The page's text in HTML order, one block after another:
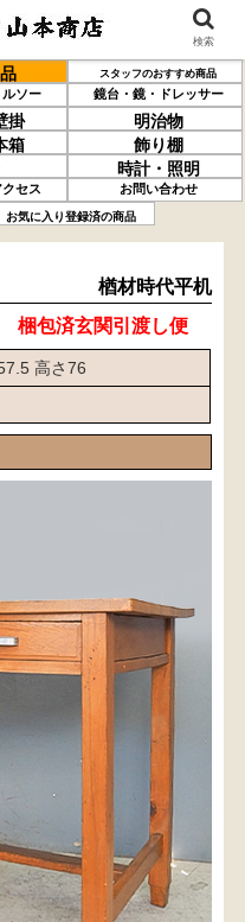
スタッフのおすすめ商品
ルソー 鏡台・鏡・ドレッサー
掛
明治物
箱
飾り棚
時計・照明
セス お問い合わせ
お気に入り登録済の商品
楢材時代平机
梱包済玄関引渡し便
高さ76
「宅急便」を選択いた
れます。
する】
する事で送料が表
。
検索